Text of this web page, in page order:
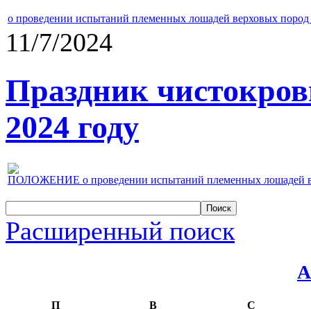
о проведении испытаний племенных лошадей верховых
11/7/2024
Праздник
2024 году
ПОЛОЖЕНИЕ о проведении испытаний племенных лошадей
Расширенный поиск
П В С